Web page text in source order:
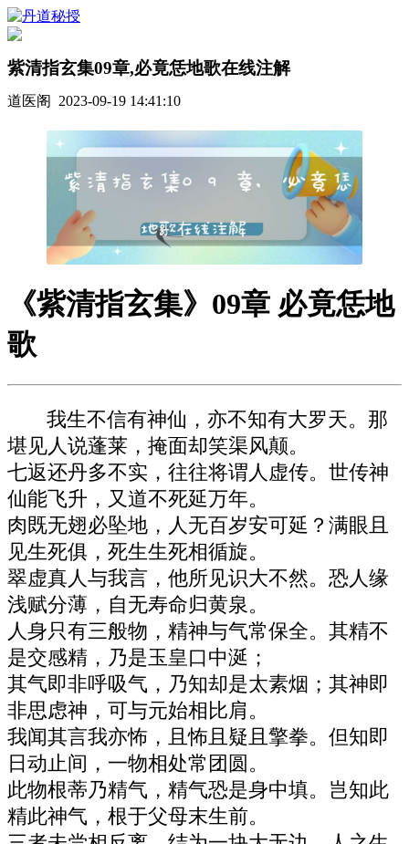
紫清指玄集09章,必竟恁地歌在线注解
道医阁 2023-09-19 14:41:10
《紫清指玄集》09章 必竟恁地
歌
我生不信有神仙，亦不知有大罗天。那
堪见人说蓬莱，掩面却笑渠风颠。
七返还丹多不实，往往将谓人虚传。世传神
仙能飞升，又道不死延万年。
肉既无翅必坠地，人无百岁安可延？满眼且
见生死俱，死生生死相循旋。
翠虚真人与我言，他所见识大不然。恐人缘
浅赋分薄，自无寿命归黄泉。
人身只有三般物，精神与气常保全。其精不
是交感精，乃是玉皇口中涎；
其气即非呼吸气，乃知却是太素烟；其神即
非思虑神，可与元始相比肩。
我闻其言我亦怖，且怖且疑且擎拳。但知即
日动止间，一物相处常团圆。
此物根蒂乃精气，精气恐是身中填。岂知此
精此神气，根于父母末生前。